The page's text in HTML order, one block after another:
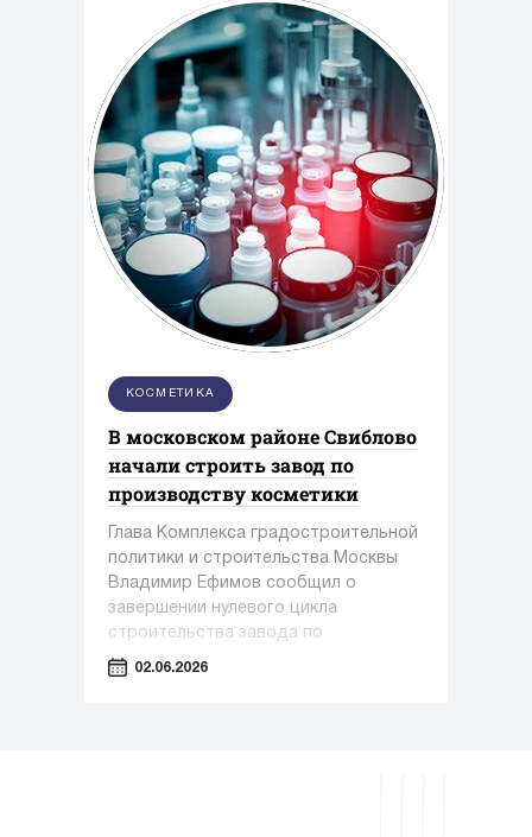
КОСМЕТИКА
В московском районе Свиблово
начали строить завод по
производству косметики
Глава Комплекса градостроительной
политики и строительства Москвы
Владимир Ефимов сообщил о
завершении нулевого цикла
строительства завода по
производству косметики и упаковки в
02.06.2026